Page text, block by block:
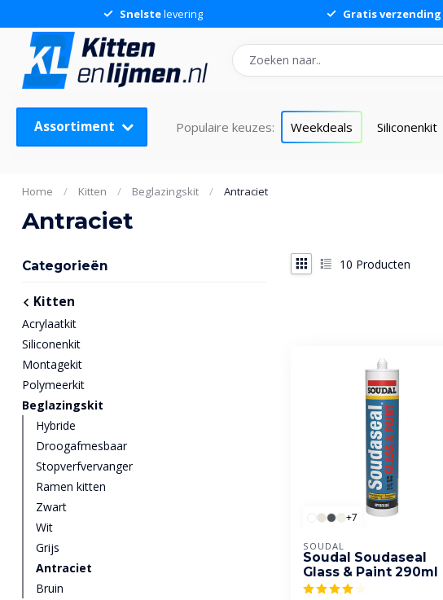
Snelstelevering Gratis verzending
Assortiment Populaire keuzes: Weekdeals Siliconenkit
Home / Kitten / Beglazingskit / Antraciet
Antraciet
Categorieën
Kitten
Acrylaatkit
Siliconenkit
Montagekit
Polymeerkit
Beglazingskit
Hybride
Droogafmesbaar
Stopverfvervanger
Ramen kitten
Zwart
Wit
Grijs
Antraciet
Bruin
10 Producten
+7
SOUDAL
Soudal Soudaseal
Glass & Paint 290ml